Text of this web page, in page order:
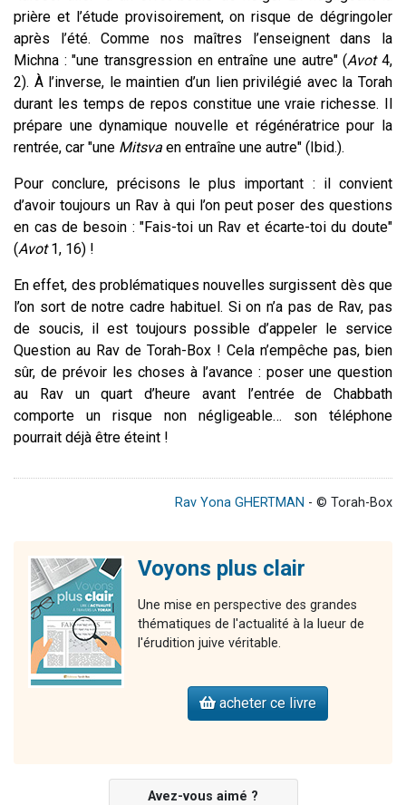
prière et l’étude provisoirement, on risque de dégringoler
après l’été. Comme nos maîtres l’enseignent dans la
Michna : "une transgression en entraîne une autre" (Avot4,
2). À l’inverse, le maintien d’un lien privilégié avec la Torah
durant les temps de repos constitue une vraie richesse. Il
prépare une dynamique nouvelle et régénératrice pour la
rentrée, car "une Mitsva en entraîne une autre" (Ibid.).
Pour conclure, précisons le plus important : il convient
d’avoir toujours un Rav à qui l’on peut poser des questions
en cas de besoin : "Fais-toi un Rav et écarte-toi du doute"
(Avot1, 16) !
En effet, des problématiques nouvelles surgissent dès que
l’on sort de notre cadre habituel. Si on n’a pas de Rav, pas
de soucis, il est toujours possible d’appeler le service
Question au Rav de Torah-Box ! Cela n’empêche pas, bien
sûr, de prévoir les choses à l’avance : poser une question
au Rav un quart d’heure avant l’entrée de Chabbath
comporte un risque non négligeable… son téléphone
pourrait déjà être éteint !
Rav Yona GHERTMAN - © Torah-Box
Voyons plus clair
Une mise en perspective des grandes
thématiques de l'actualité à la lueur de
l'érudition juive véritable.
acheter ce livre
Avez-vous aimé ?